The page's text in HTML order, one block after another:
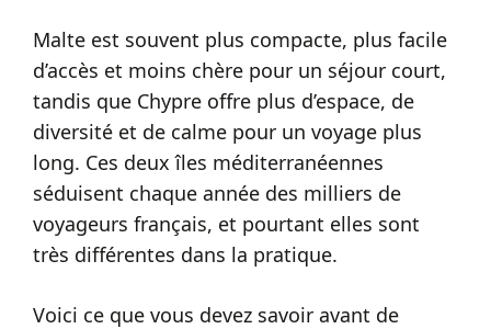
Malte est souvent plus compacte, plus facile
d’accès et moins chère pour un séjour court,
tandis que Chypre offre plus d’espace, de
diversité et de calme pour un voyage plus
long. Ces deux îles méditerranéennes
séduisent chaque année des milliers de
voyageurs français, et pourtant elles sont
très différentes dans la pratique.
Voici ce que vous devez savoir avant de